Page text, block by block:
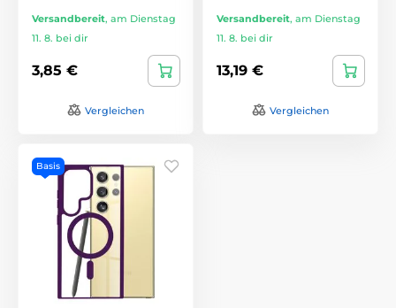
Versandbereit, am Dienstag
11. 8. bei dir
3,85 €
Vergleichen
Versandbereit, am Dienstag
11. 8. bei dir
13,19 €
Vergleichen
Basis